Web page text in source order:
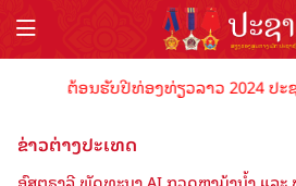
ຕ້ອນຮັບປີທ່ອງທ່ຽວລາວ 2024 ປະ
ຂ່າວຕ່າງປະເທດ